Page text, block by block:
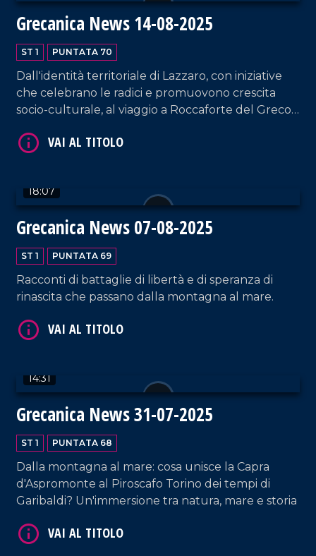
Grecanica News 14-08-2025
ST 1 PUNTATA 70
Dall'identità territoriale di Lazzaro, con iniziative
che celebrano le radici e promuovono crescita
socio-culturale, al viaggio a Roccaforte del Greco,
incendi, spopolamento e incuria. A Brancaleone, il
sviluppo, mentre a Bova Marina gli studenti del
Liceo Euclide portano avanti progetti culturali
che rafforzano il legame con il territorio e ne
alimentano il futuro.
18:07
Grecanica News 07-08-2025
ST 1 PUNTATA 69
Racconti di battaglie di libertà e di speranza di
rinascita che passano dalla montagna al mare.
14:31
Grecanica News 31-07-2025
ST 1 PUNTATA 68
Dalla montagna al mare: cosa unisce la Capra
d'Aspromonte al Piroscafo Torino dei tempi di
Garibaldi? Un'immersione tra natura, mare e storia
VAI AL TITOLO
VAI AL TITOLO